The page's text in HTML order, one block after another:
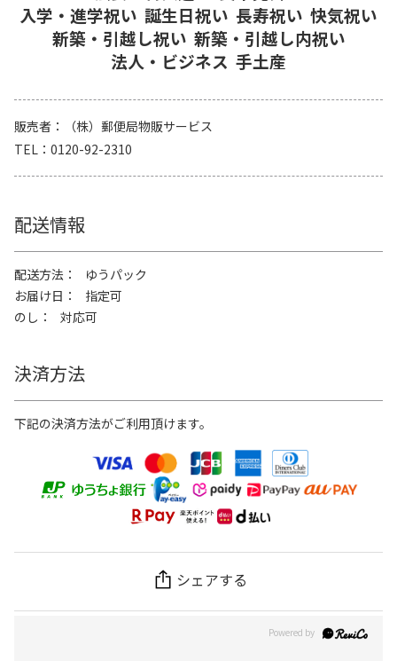
入学・進学祝い 誕生日祝い 長寿祝い 快気祝い
新築・引越し祝い 新築・引越し内祝い
法人・ビジネス 手土産
販売者
（株）郵便局物販サービス
TEL
0120-92-2310
配送情報
配送方法
ゆうパック
お届け日
指定可
のし
対応可
決済方法
下記の決済方法がご利用頂けます。
シェアする